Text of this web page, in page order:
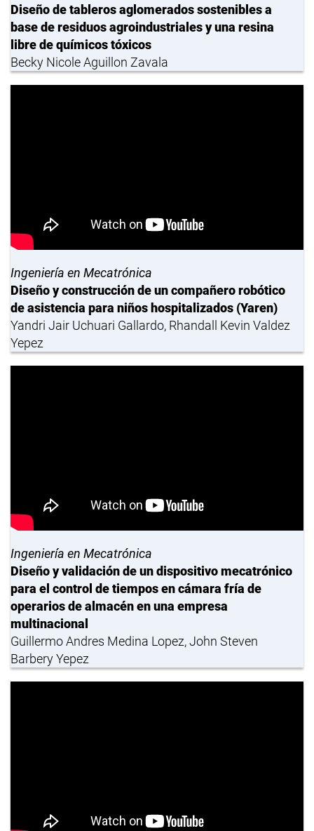
Diseño de tableros aglomerados sostenibles a
base de residuos agroindustriales y una resina
libre de químicos tóxicos
Becky Nicole Aguillon Zavala
Ingeniería en Mecatrónica
Diseño y construcción de un compañero robótico
de asistencia para niños hospitalizados (Yaren)
Yandri Jair Uchuari Gallardo, Rhandall Kevin Valdez
Yepez
Ingeniería en Mecatrónica
Diseño y validación de un dispositivo mecatrónico
para el control de tiempos en cámara fría de
operarios de almacén en una empresa
multinacional
Guillermo Andres Medina Lopez, John Steven
Barbery Yepez